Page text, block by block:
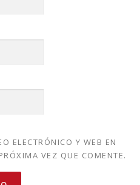
ELECTRÓNICO Y WEB EN
VEZ QUE COMENTE.